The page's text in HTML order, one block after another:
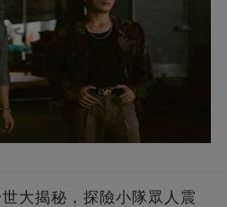
世大揭秘，探險小隊眾人震